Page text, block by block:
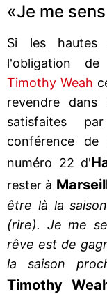
«Je me
Si les
l'obligation
Timothy Weah
revendre
satisfaites
conférence
numéro 22 d'
rester à
être là la
(rire). Je me
rêve est de
la saison
Timothy